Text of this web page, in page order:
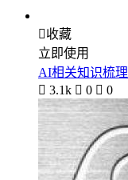
收藏
立即使用
AI相关知识梳理
 3.1k  0  0